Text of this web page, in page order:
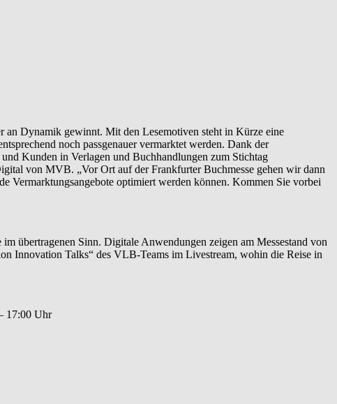
Dynamik gewinnt. Mit den Lesemotiven steht in Kürze eine
noch passgenauer vermarktet werden. Dank der
Kunden in Verlagen und Buchhandlungen zum Stichtag
von MVB. „Vor Ort auf der Frankfurter Buchmesse gehen wir dann
Vermarktungsangebote optimiert werden können. Kommen Sie vorbei
übertragenen Sinn. Digitale Anwendungen zeigen am Messestand von
Innovation Talks“ des VLB-Teams im Livestream, wohin die Reise in
17:00 Uhr